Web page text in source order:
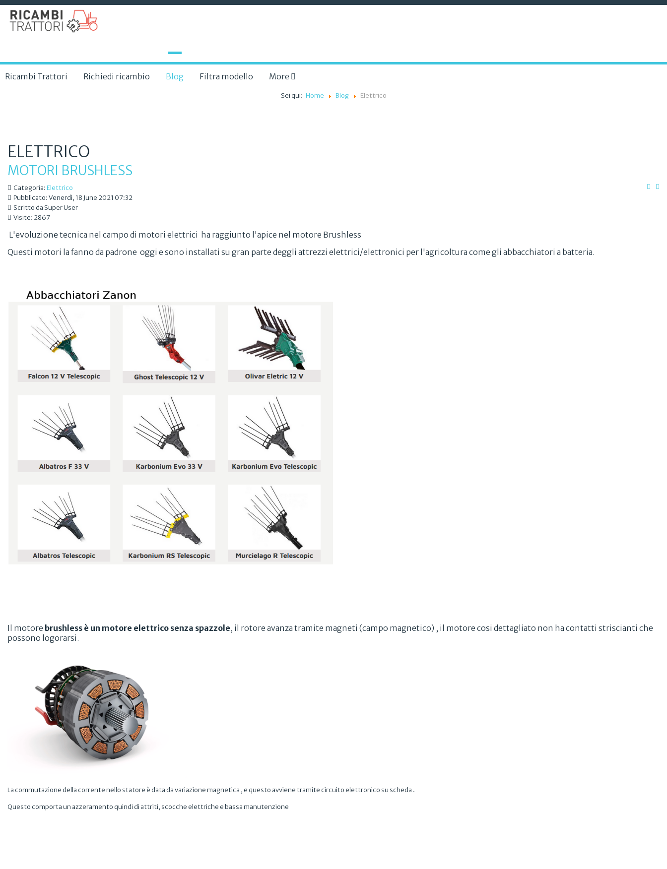
Ricambi Trattori Richiedi ricambio Blog Filtra modello More
Sei qui: Home Blog Elettrico
ELETTRICO
MOTORI BRUSHLESS
Categoria:Elettrico
Pubblicato: Venerdì, 18 June 2021 07:32
Scritto da Super User
Visite: 2867
L'evoluzione tecnica nel campo di motori elettrici ha raggiunto l'apice nel motore Brushless
Questi motori la fanno da padrone oggi e sono installati su gran parte deggli attrezzi elettrici/elettronici per l'agricoltura come gli abbacchiatori a batteria.
Il motore brushless è un motore elettrico senza spazzole, il rotore avanza tramite magneti (campo magnetico) , il motore cosi dettagliato non ha contatti striscianti che
possono logorarsi.
La commutazione della corrente nello statore è data da variazione magnetica , e questo avviene tramite circuito elettronico su scheda .
Questo comporta un azzeramento quindi di attriti, scocche elettriche e bassa manutenzione